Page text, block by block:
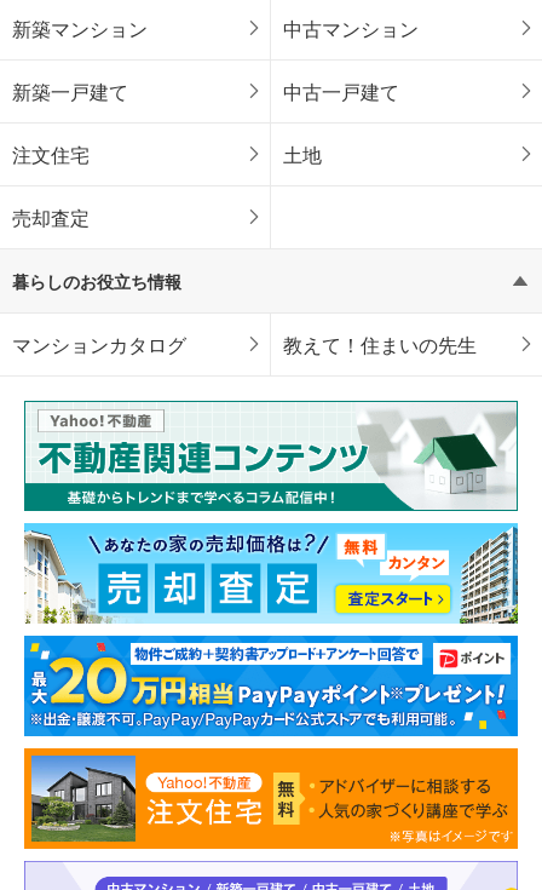
新築マンション 中古マンション
新築一戸建て 中古一戸建て
注文住宅 土地
売却査定
暮らしのお役立ち情報
マンションカタログ 教えて！住まいの先生